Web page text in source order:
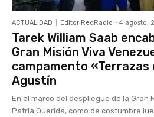
ACTUALIDAD Editor RedRadio - 4 agosto,
Tarek William Saab
Gran Misión Viva
campamento «Terrazas
Agustín
En el marco del despliegue de la Gran
Patria Querida, como de costumbre